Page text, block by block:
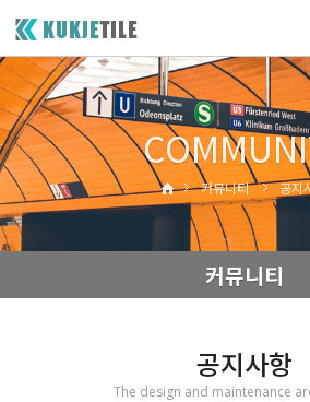
커뮤니티 공지
커뮤니티
공지사항
The design and maintenance